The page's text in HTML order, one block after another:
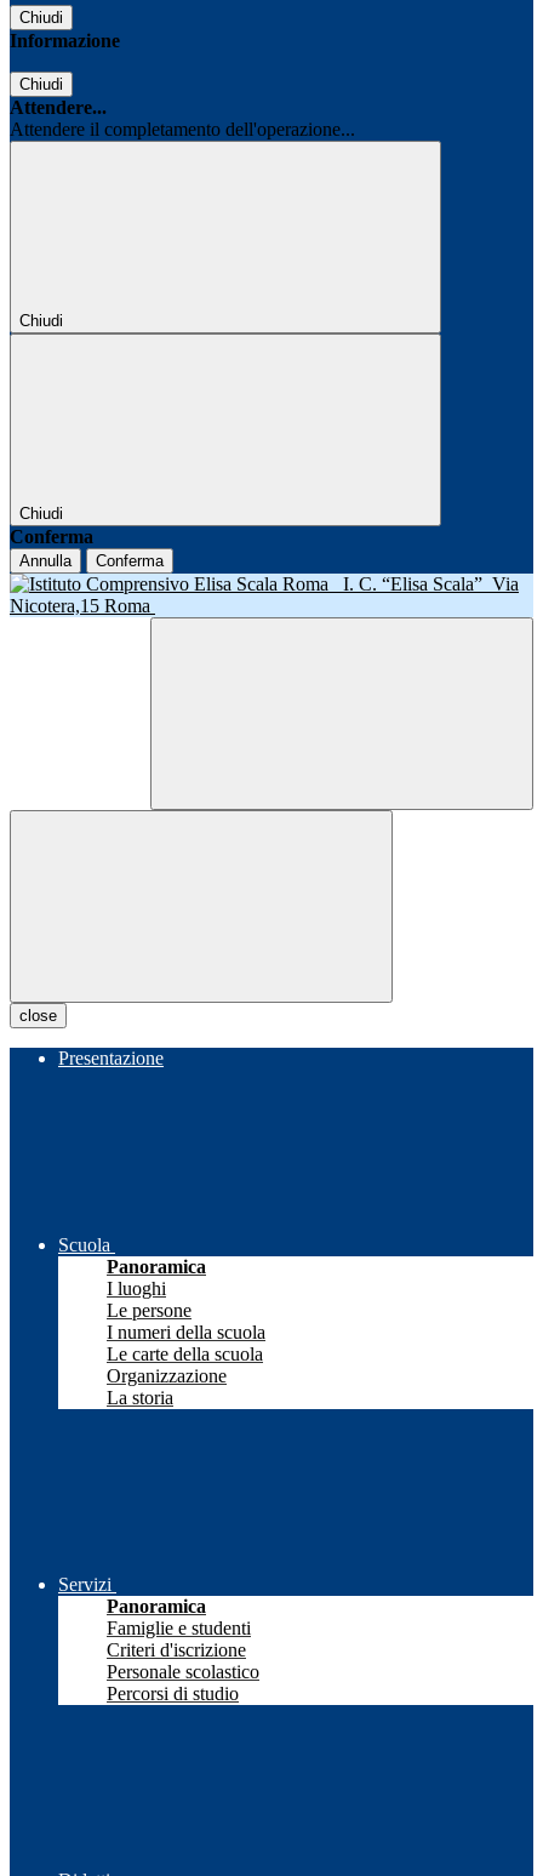
Chiudi
Informazione
Chiudi
Attendere...
Attendere il completamento dell'operazione...
Chiudi
Chiudi
Conferma
Annulla Conferma
I. C. “Elisa Scala” Via
Nicotera,15 Roma
close
Presentazione
Scuola
Panoramica
I luoghi
Le persone
I numeri della scuola
Le carte della scuola
Organizzazione
La storia
Servizi
Panoramica
Famiglie e studenti
Criteri d'iscrizione
Personale scolastico
Percorsi di studio